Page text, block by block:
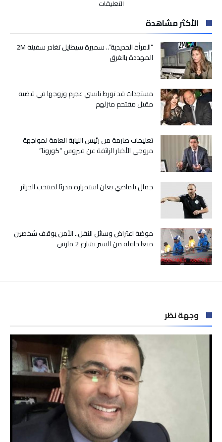
التعليقات
بنيويورك
رئيس
منظمة
المتحدة
محمد
الأكثر مشاهدة
“المرأة الحديدية”.. سميرة سيطايل تغادر سفينة 2M
المهددة بالغرق
مستجدات قد تورط نانسي عجرم وزوجها في قضية
مقتل مقتحم منزلهم
تعليمات صارمة من رئيس النيابة العامة لمواجهة
مروجي الأخبار الزائفة عن فيروس “كورونا”
جمال بلماضي يعلن استمراره مدربًا لمنتخب الجزائر
موضة اعتراض وسائل النقل.. الأمن يوقف شخصين
منعا حافلة من السير بشارع 2 مارس
وجهة نظر